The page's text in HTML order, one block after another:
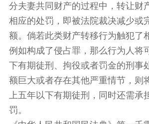
分夫妻共同财产的过程中，转让财
相应的处罚，即被法院裁决减少或
额。倘若此类财产转移行为触犯了
例如构成了侵占罪，那么行为人将
下有期徒刑、拘役或者罚金的刑事
额巨大或者存在其他严重情节，则
上五年以下有期徒刑，同时还需承
罚。